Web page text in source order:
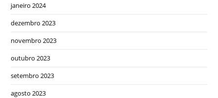
janeiro 2024
dezembro 2023
novembro 2023
outubro 2023
setembro 2023
agosto 2023